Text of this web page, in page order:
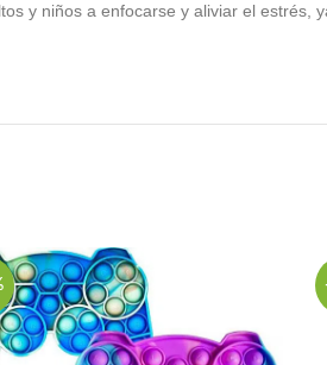
y niños a enfocarse y aliviar el